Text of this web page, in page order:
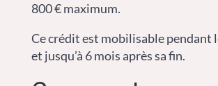
800 € maximum.
Ce crédit est mobilisable pendant
et jusqu’à 6 mois après sa fin.